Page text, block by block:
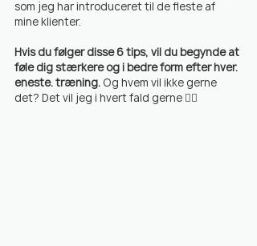
som jeg har introduceret til de fleste af
mine klienter.
Hvis du følger disse 6 tips, vil du begynde at
føle dig stærkere og i bedre form efter hver.
eneste. træning. Og hvem vil ikke gerne
det? Det vil jeg i hvert fald gerne 👇🏼